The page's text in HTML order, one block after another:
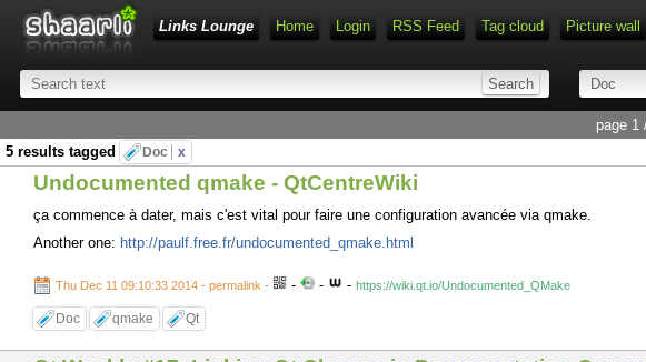
Links Lounge
Home Login RSS Feed Tag cloud Picture wall
page 1
5 results tagged
Doc x
Undocumented qmake - QtCentreWiki
ça commence à dater, mais c'est vital pour faire une configuration avancée via qmake.
Another one: http://paulf.free.fr/undocumented_qmake.html
Thu Dec 11 09:10:33 2014 - permalink - - - - https://wiki.qt.io/Undocumented_QMake
Doc qmake Qt